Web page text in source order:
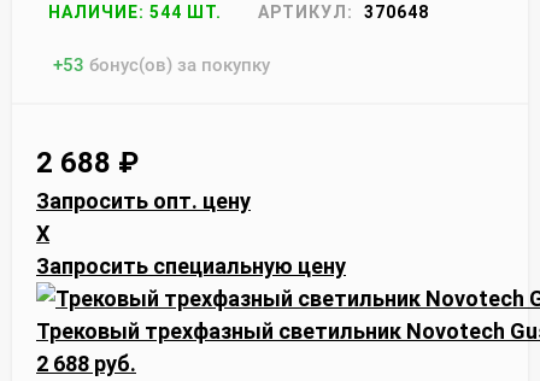
НАЛИЧИЕ: 544 ШТ. АРТИКУЛ: 370648
+53 бонус(ов) за покупку
2 688 ₽
Запросить опт. цену
X
Запросить специальную цену
Трековый трехфазный светильник Novotech
2 688 руб.